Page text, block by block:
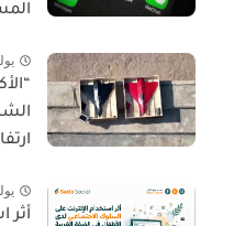
يوليو
يوليو
أثر